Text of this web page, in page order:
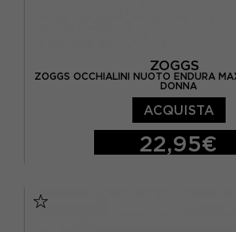
ZOGGS
ZOGGS OCCHIALINI NUOTO ENDURA
DONNA
ACQUISTA
22,95€